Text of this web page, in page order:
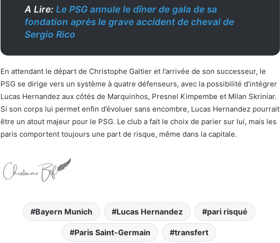
A Lire: Le PSG annule le dîner de gala de sa
fondation après le grave accident de cheval de
Sergio Rico
En attendant le départ de Christophe Galtier et l’arrivée de son successeur, le
PSG se dirige vers un système à quatre défenseurs, avec la possibilité d’intégrer
Lucas Hernandez aux côtés de Marquinhos, Presnel Kimpembe et Milan Skriniar.
Si son corps lui permet enfin d’évoluer sans encombre, Lucas Hernandez pourrait
être un atout majeur pour le PSG. Le club a fait le choix de parier sur lui, mais les
paris comportent toujours une part de risque, même dans la capitale.
Bayern Munich Lucas Hernandez pari risqué
Paris Saint-Germain transfert